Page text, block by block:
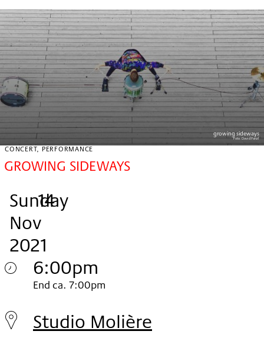
growing sideways
Foto:David Panzl
CONCERT, PERFORMANCE
GROWING SIDEWAYS
Personal
Pass,
Personal
Pass
Limited
Edition
Sunday
, 14
.
Nov
2021
.
6:00pm
Sunday
14.
Nov
End ca. 7:00pm
Studio Molière